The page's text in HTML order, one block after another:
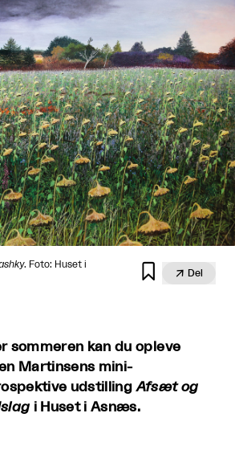
. Foto: Huset i
  Del
sommeren kan du opleve
Martinsens mini-
udstillingAfsæt og
i Huset i Asnæs.